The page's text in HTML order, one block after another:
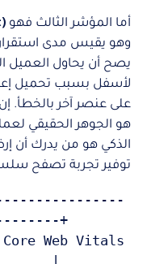
أما المؤشر الثالث فهو
وهو يقيس مدى استقرار
يصح أن يحاول العميل
لأسفل بسبب تحميل
على عنصر آخر بالخطأ.
هو الجوهر الحقيقي
الذكي هو من يدرك أن
توفير تجربة تصفح
+